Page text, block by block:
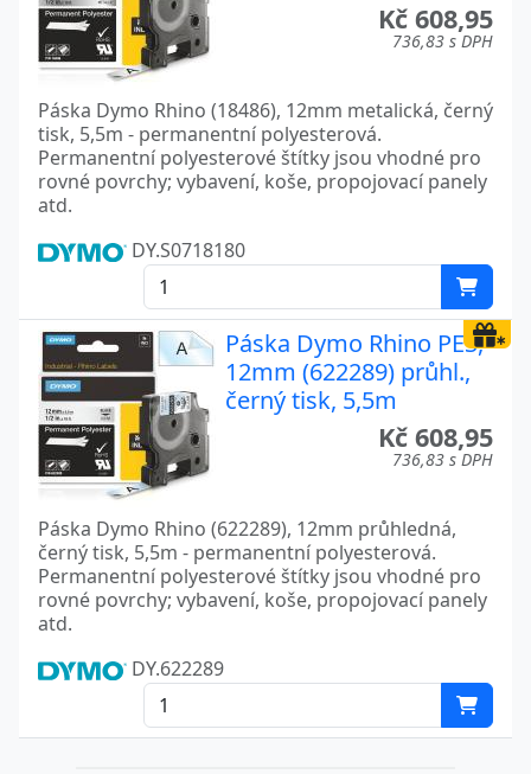
Kč 608,95
736,83 s DPH
Páska Dymo Rhino (18486), 12mm metalická, černý
tisk, 5,5m - permanentní polyesterová.
Permanentní polyesterové štítky jsou vhodné pro
rovné povrchy; vybavení, koše, propojovací panely
atd.
DY.S0718180
Páska Dymo Rhino PES,
12mm (622289) průhl.,
černý tisk, 5,5m
Kč 608,95
736,83 s DPH
Páska Dymo Rhino (622289), 12mm průhledná,
černý tisk, 5,5m - permanentní polyesterová.
Permanentní polyesterové štítky jsou vhodné pro
rovné povrchy; vybavení, koše, propojovací panely
atd.
DY.622289